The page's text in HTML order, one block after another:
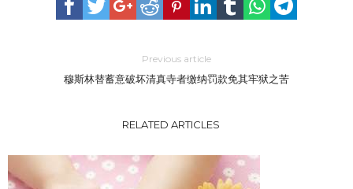
Previous article
穆斯林替蓄意破坏清真寺者缴纳罚款免其牢狱之苦
RELATED ARTICLES